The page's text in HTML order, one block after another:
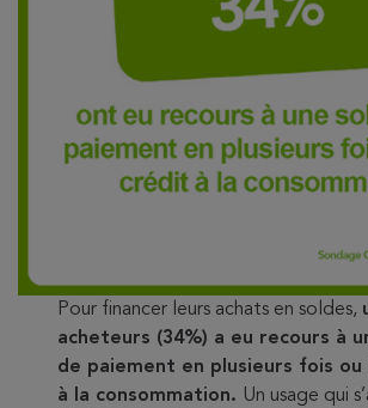
Pour financer leurs achats en soldes,
acheteurs (34%) a eu recours à
de paiement en plusieurs fois ou
à la consommation. Un usage qui